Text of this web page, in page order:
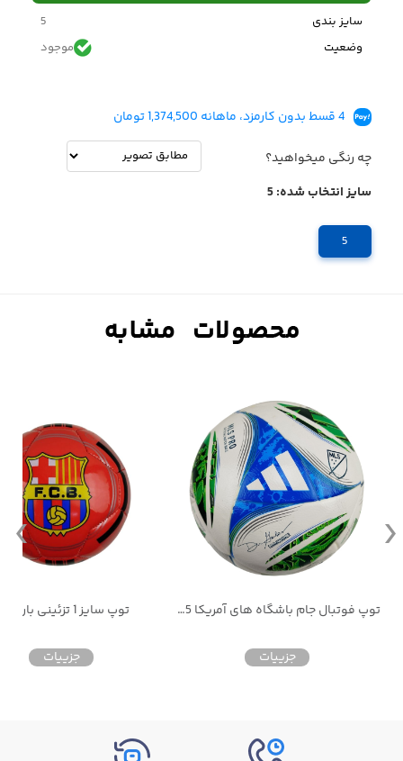
سایز بندی
5
وضعیت
موجود
4 قسط بدون کارمزد، ماهانه 1,374,500 تومان
چه رنگی میخواهید؟
سایز انتخاب شده:5
5
توپ فوتبال جام باشگاه های آمریکا 2025
جزییات
توپ سایز 1 تزئینی بارسلونا
جزییات